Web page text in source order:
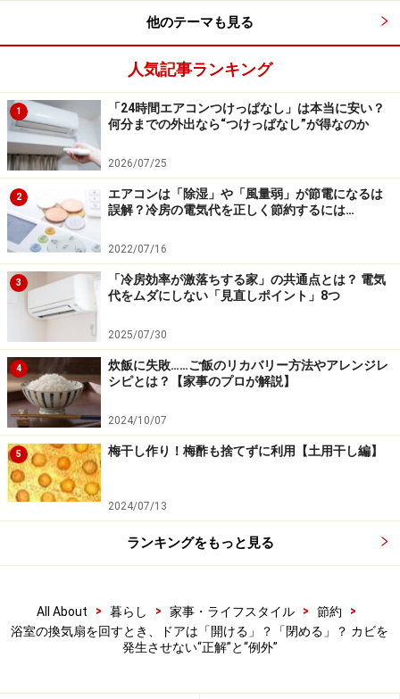
度チェックしてみてください。数値で確認することで、
忘れがちな「換気扇掃除」がカビ予防の要
効率的な換気方法を実践していても、肝心の換気扇自体
が汚れていては効果が半減してしまいます。湿気を吸い
込む換気扇はホコリがたまりやすく、そのホコリが湿気
を吸うことで換気扇内部にカビが繁殖することもあるの
です。
「換気しているつもりが、実はカビの胞子を浴室内にま
き散らしていた」という事態を防ぐためにも、定期的な
掃除を習慣にしましょう。
・換気扇掃除のステップと頻度
換気扇の掃除は、 最低でも半年に1度、できれば月に1回
のペースで行うのが理想的です。
浴室の換気扇はカビが発生しやすい
カバーを外す
まずは外側の化粧カバーを外します。多くのタイプ
ファンの取り外し（可能な場合）
取扱説明書を確認し、シロッコファンなどが簡単に
※無理に外そうとすると故障の原因になるため、難
他のテーマも見る
人気記事ランキング
1
「24時間エアコンつけっぱなし」は本当に安い？
何分までの外出なら“つけっぱなし”が得なのか
2026/07/25
2
エアコンは「除湿」や「風量弱」が節電になるは
誤解？冷房の電気代を正しく節約するには…
2022/07/16
3
「冷房効率が激落ちする家」の共通点とは？ 電気
代をムダにしない「見直しポイント」8つ
2025/07/30
4
炊飯に失敗……ご飯のリカバリー方法やアレンジレ
シピとは？【家事のプロが解説】
2024/10/07
5 梅干し作り！梅酢も捨てずに利用【土用干し編】
2024/07/13
ランキングをもっと見る
All About > 暮らし > 家事・ライフスタイル > 節約
>
浴室の換気扇を回すとき、ドアは「開ける」？「閉める」？ カビを
発生させない“正解”と“例外”